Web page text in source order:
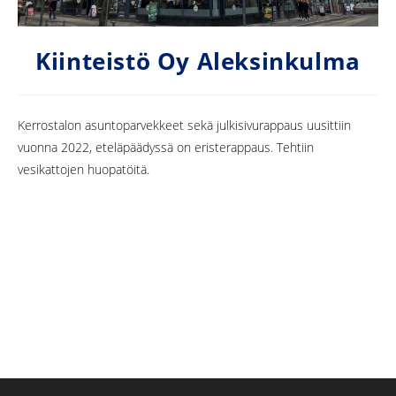
Kiinteistö Oy Aleksinkulma
Kerrostalon asuntoparvekkeet sekä julkisivurappaus uusittiin
vuonna 2022, eteläpäädyssä on eristerappaus. Tehtiin
vesikattojen huopatöitä.